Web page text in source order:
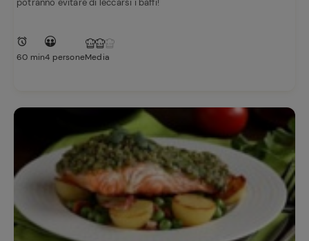
potranno evitare di leccarsi i baffi!
60 min4 personeMedia